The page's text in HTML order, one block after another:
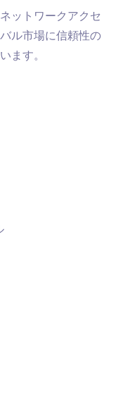
ットワークアクセ
ル市場に信頼性の
ます。